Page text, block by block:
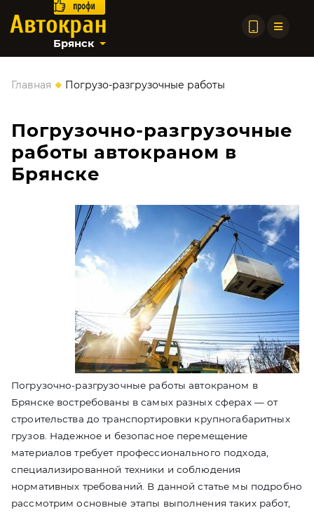
Брянск
Главная ◆ Погрузо-разгрузочные работы
Погрузочно-разгрузочные
работы автокраном в
Брянске
Погрузочно-разгрузочные работы автокраном в
Брянске востребованы в самых разных сферах — от
строительства до транспортировки крупногабаритных
грузов. Надежное и безопасное перемещение
материалов требует профессионального подхода,
специализированной техники и соблюдения
нормативных требований. В данной статье мы подробно
рассмотрим основные этапы выполнения таких работ,